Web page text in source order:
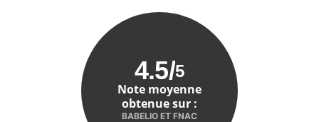
4.5/5
Note moyenne
obtenue sur :
BABELIO ET FNAC